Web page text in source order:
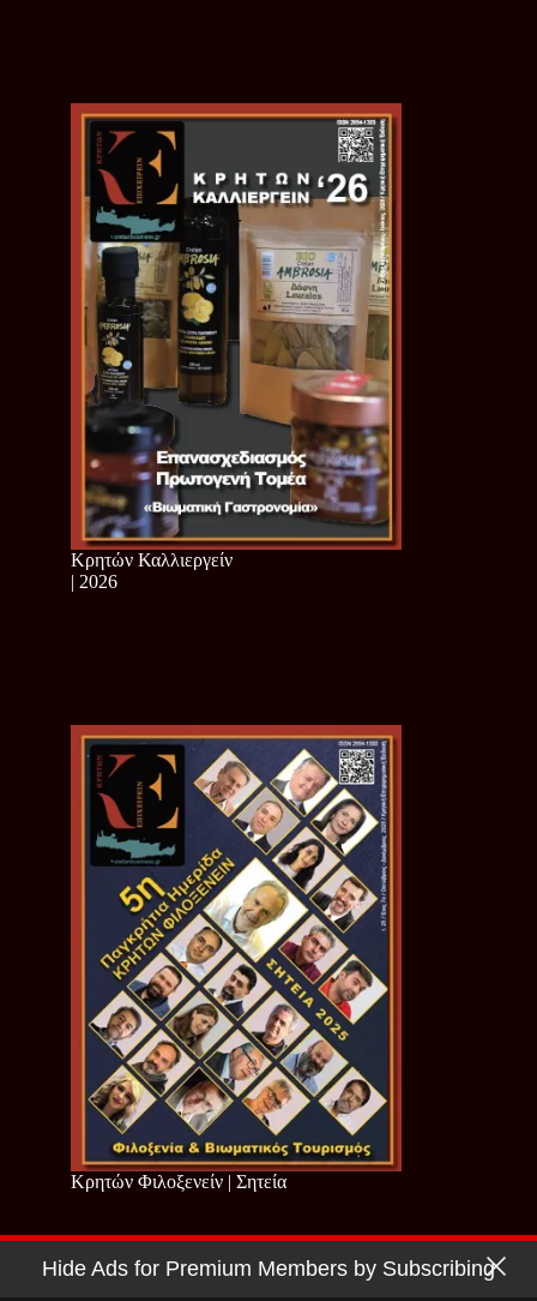
Κρητών Καλλιεργείν
| 2026
Κρητών Φιλοξενείν | Σητεία
Copyright © 2026 - Cretan Business | Κρητών Επιχειρείν
Hide Ads for Premium Members by Subscribing